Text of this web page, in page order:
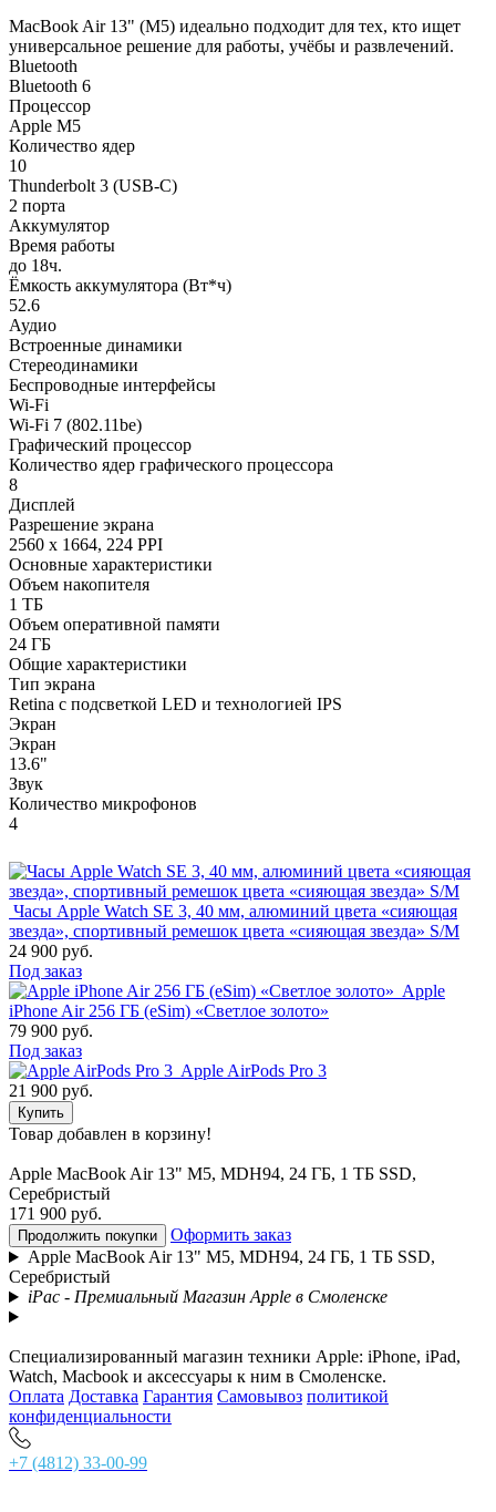
MacBook Air 13" (M5) идеально подходит для тех, кто ищет
универсальное решение для работы, учёбы и развлечений.
Bluetooth
Bluetooth 6
Процессор
Apple M5
Количество ядер
10
Thunderbolt 3 (USB-C)
2 порта
Аккумулятор
Время работы
до 18ч.
Ёмкость аккумулятора (Вт*ч)
52.6
Аудио
Встроенные динамики
Стереодинамики
Беспроводные интерфейсы
Wi-Fi
Wi-Fi 7 (802.11be)
Графический процессор
Количество ядер графического процессора
8
Дисплей
Разрешение экрана
2560 x 1664, 224 PPI
Основные характеристики
Объем накопителя
1 ТБ
Объем оперативной памяти
24 ГБ
Общие характеристики
Тип экрана
Retina с подсветкой LED и технологией IPS
Экран
Экран
13.6"
Звук
Количество микрофонов
4
Часы Apple Watch SE 3, 40 мм, алюминий цвета «сияющая
звезда», спортивный ремешок цвета «сияющая звезда» S/M
24 900 руб.
Под заказ
Apple
iPhone Air 256 ГБ (eSim) «Светлое золото»
79 900 руб.
Под заказ
Apple AirPods Pro 3
21 900 руб.
Купить
Товар добавлен в корзину!
Apple MacBook Air 13" M5, MDH94, 24 ГБ, 1 ТБ SSD,
Серебристый
171 900 руб.
Продолжить покупки
Оформить заказ
Apple MacBook Air 13" M5, MDH94, 24 ГБ, 1 ТБ SSD,
Серебристый
iPac - Премиальный Магазин Apple в Смоленске
Специализированный магазин техники Apple: iPhone, iPad,
Watch, Macbook и аксессуары к ним в Смоленске.
Оплата Доставка Гарантия Самовывоз политикой
конфиденциальности
+7 (4812) 33-00-99